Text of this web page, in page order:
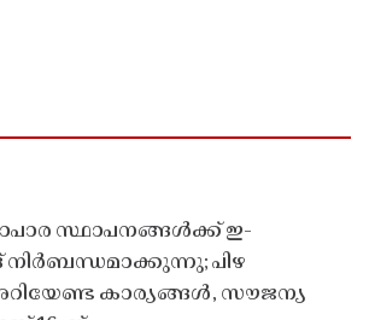
സ്ഥാപനങ്ങൾക്ക് ഇ-
പിഴ
കാര്യങ്ങൾ, സൗജന്യ